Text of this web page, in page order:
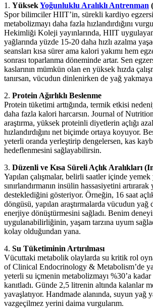
1. YüksekYoğunluklu Aralıklı Antrenman
Spor bilimciler HIIT’in, sürekli kardiyo
metabolizmayı daha fazla hızlandırdığını
Hekimliği Koleji yayınlarında, HIIT
yağlarında yüzde 15-20 daha hızlı azalma
seansları kısa sürer ama kalori yakımı hem
sonrası toparlanma döneminde artar. Sen
kaslarının mümkün olan en yüksek hızda
tanırsan, vücudun dinlenirken de yağ
2. Protein Ağırlıklı Beslenme
Protein tüketimi arttığında, termik etkisi
daha fazla kalori harcarsın. Journal of
araştırma, yüksek proteinli diyetlerin açlığı
hızlandırdığını net biçimde ortaya koyuyor.
yeterli oranda yerleştirip dengelersen, kas
hedeflenmesini sağlayabilirsin.
3. Düzenli ve Kısa Süreli Açlık Aralıkları
Yapılan çalışmalar, belirli saatler içinde yemek
sınırlandırmanın insülin hassasiyetini artırarak
desteklediğini gösteriyor. Örneğin, 16 saat
döngüsü, yapılan araştırmalarda vücudun yağ
enerjiye dönüştürmesini sağladı. Benim
uygulanabilirliğinin, yaşam tarzına uyum
kolay olduğundan yana.
4. Su Tüketiminin Artırılması
Vücuttaki metabolik olaylarda su kritik rol
of Clinical Endocrinology & Metabolism’de
yeterli su içmenin metabolizmayı %30’a kadar
kanıtladı. Günde 2,5 litrenin altında kalanlar
yavaşlatıyor. Handmade alanında, suyun yağ
vazgeçilmez yerini daima vurgularım.